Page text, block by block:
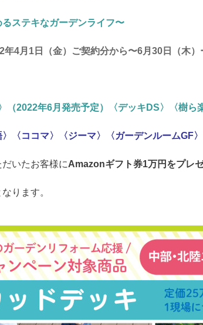
ステキなガーデンライフ〜
4月1日（金）ご契約分から〜6月30日（木）
（2022年6月発売予定）〈デッキDS〉〈樹ら
〈ココマ〉〈ジーマ〉〈ガーデンルームGF〉
いたお客様にAmazonギフト券1万円をプレ
ります。